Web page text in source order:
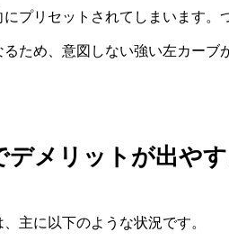
プリセットされてしまいます。
ため、意図しない強い左カーブ
デメリットが出や
主に以下のような状況です。